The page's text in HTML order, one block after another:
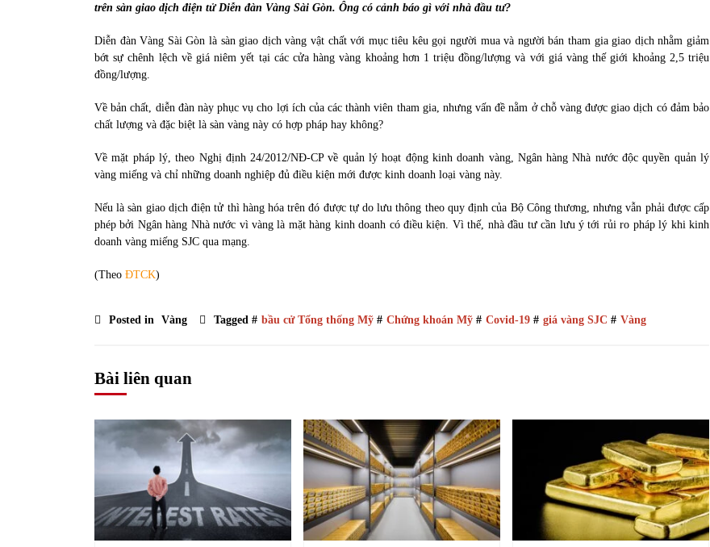
trên sàn giao dịch điện tử Diễn đàn Vàng Sài Gòn. Ông có cảnh báo gì với nhà đầu tư?
Diễn đàn Vàng Sài Gòn là sàn giao dịch vàng vật chất với mục tiêu kêu gọi người mua và người bán tham gia giao dịch nhằm giảm
bớt sự chênh lệch về giá niêm yết tại các cửa hàng vàng khoảng hơn 1 triệu đồng/lượng và với giá vàng thế giới khoảng 2,5 triệu
đồng/lượng.
Về bản chất, diễn đàn này phục vụ cho lợi ích của các thành viên tham gia, nhưng vấn đề nằm ở chỗ vàng được giao dịch có đảm bảo
chất lượng và đặc biệt là sàn vàng này có hợp pháp hay không?
Về mặt pháp lý, theo Nghị định 24/2012/NĐ-CP về quản lý hoạt động kinh doanh vàng, Ngân hàng Nhà nước độc quyền quản lý
vàng miếng và chỉ những doanh nghiệp đủ điều kiện mới được kinh doanh loại vàng này.
Nếu là sàn giao dịch điện tử thì hàng hóa trên đó được tự do lưu thông theo quy định của Bộ Công thương, nhưng vẫn phải được cấp
phép bởi Ngân hàng Nhà nước vì vàng là mặt hàng kinh doanh có điều kiện. Vì thế, nhà đầu tư cần lưu ý tới rủi ro pháp lý khi kinh
doanh vàng miếng SJC qua mạng.
(Theo ĐTCK)
Posted in Vàng Tagged # bầu cử Tổng thống Mỹ # Chứng khoán Mỹ # Covid-19 # giá vàng SJC # Vàng
Bài liên quan